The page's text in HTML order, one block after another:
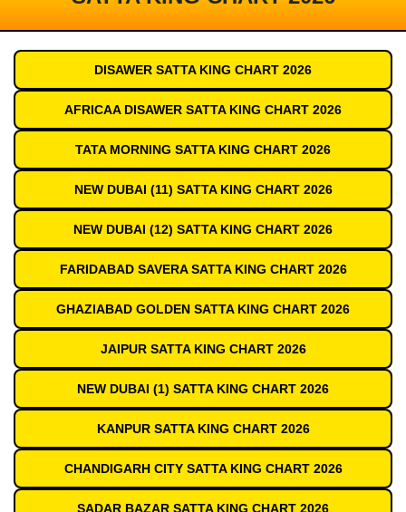
DISAWER SATTA KING CHART 2026
AFRICAA DISAWER SATTA KING CHART 2026
TATA MORNING SATTA KING CHART 2026
NEW DUBAI (11) SATTA KING CHART 2026
NEW DUBAI (12) SATTA KING CHART 2026
FARIDABAD SAVERA SATTA KING CHART 2026
GHAZIABAD GOLDEN SATTA KING CHART 2026
JAIPUR SATTA KING CHART 2026
NEW DUBAI (1) SATTA KING CHART 2026
KANPUR SATTA KING CHART 2026
CHANDIGARH CITY SATTA KING CHART 2026
SADAR BAZAR SATTA KING CHART 2026